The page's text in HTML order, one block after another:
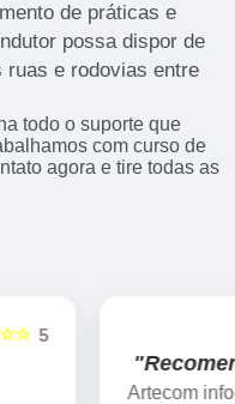
de práticas e
possa dispor de
ruas e rodovias entre
todo o suporte que
com curso de
agora e tire todas as
"Recomendo!!"
Artecom informatica